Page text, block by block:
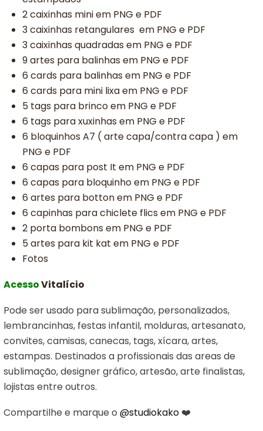
2 caixinhas mini em PNG e PDF
3 caixinhas retangulares em PNG e PDF
3 caixinhas quadradas em PNG e PDF
9 artes para balinhas em PNG e PDF
6 cards para balinhas em PNG e PDF
6 cards para mini lixa em PNG e PDF
5 tags para brinco em PNG e PDF
6 tags para xuxinhas em PNG e PDF
6 bloquinhos A7 ( arte capa/contra capa ) em
PNG e PDF
6 capas para post It em PNG e PDF
6 capas para bloquinho em PNG e PDF
6 artes para botton em PNG e PDF
6 capinhas para chiclete flics em PNG e PDF
2 porta bombons em PNG e PDF
5 artes para kit kat em PNG e PDF
Fotos
AcessoVitalício
Pode ser usado para sublimação, personalizados,
lembrancinhas, festas infantil, molduras, artesanato,
convites, camisas, canecas, tags, xícara, artes,
estampas. Destinados a profissionais das areas de
sublimação, designer gráfico, artesão, arte finalistas,
lojistas entre outros.
Compartilhe e marque o @studiokako ❤️